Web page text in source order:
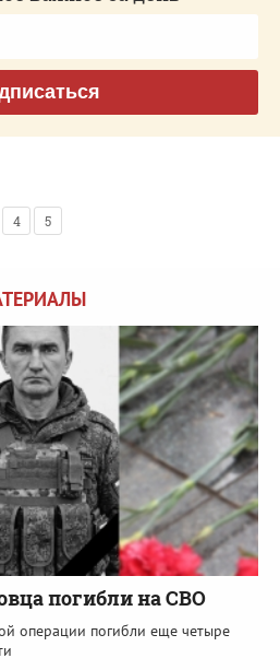
4 5
погибли на СВО
операции погибли еще четыре